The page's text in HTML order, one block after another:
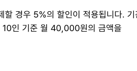
할 경우 5%의 할인이 적용됩니다. 기
10인 기준 월 40,000원의 금액을